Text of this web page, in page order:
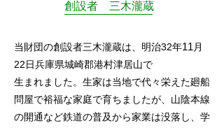
創設者 三木瀧蔵
当財団の創設者三木瀧蔵は、明治32年11 月
22日兵庫県城崎郡港村津居山で
生まれました。生家は当地で代々栄えた廻船
問屋で裕福な家庭で育ちましたが、山陰本線
の開通など鉄道の普及から家業は没落し、学